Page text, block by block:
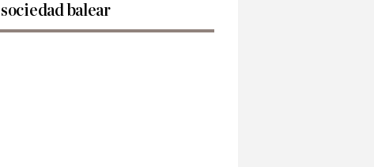
sociedad balear